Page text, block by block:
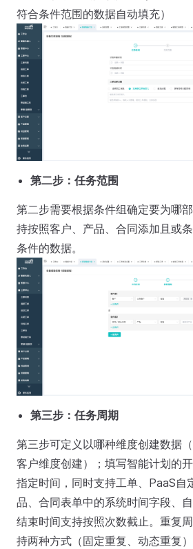
符合条件范围的数据自动填充）
第二步：任务范围
第二步需要根据条件组确定要为哪
持按照客户、产品、合同添加且或
条件的数据。
第三步：任务周期
第三步可定义以哪种维度创建数据
客户维度创建）；填写智能计划的
指定时间，同时支持工单、PaaS自
品、合同表单中的系统时间字段、
结束时间支持按照次数截止。重复
持两种方式（固定重复、动态重复